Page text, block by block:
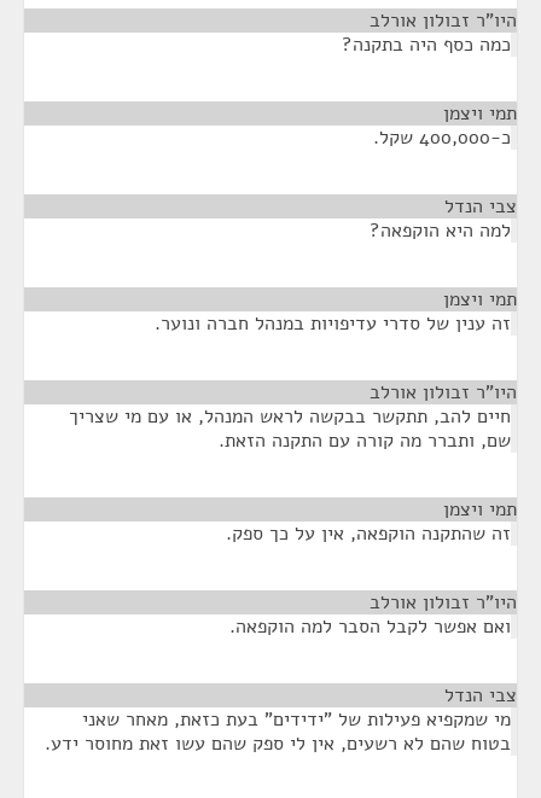
היו"ר זבולון אורלב
כמה כסף היה בתקנה?
תמי ויצמן
כ-400,000 שקל.
צבי הנדל
למה היא הוקפאה?
תמי ויצמן
זה ענין של סדרי עדיפויות במנהל חברה ונוער.
היו"ר זבולון אורלב
חיים להב, תתקשר בבקשה לראש המנהל, או עם מי שצריך
שם, ותברר מה קורה עם התקנה הזאת.
תמי ויצמן
זה שהתקנה הוקפאה, אין על כך ספק.
היו"ר זבולון אורלב
ואם אפשר לקבל הסבר למה הוקפאה.
צבי הנדל
מי שמקפיא פעילות של "ידידים" בעת כזאת, מאחר שאני
בטוח שהם לא רשעים, אין לי ספק שהם עשו זאת מחוסר ידע.